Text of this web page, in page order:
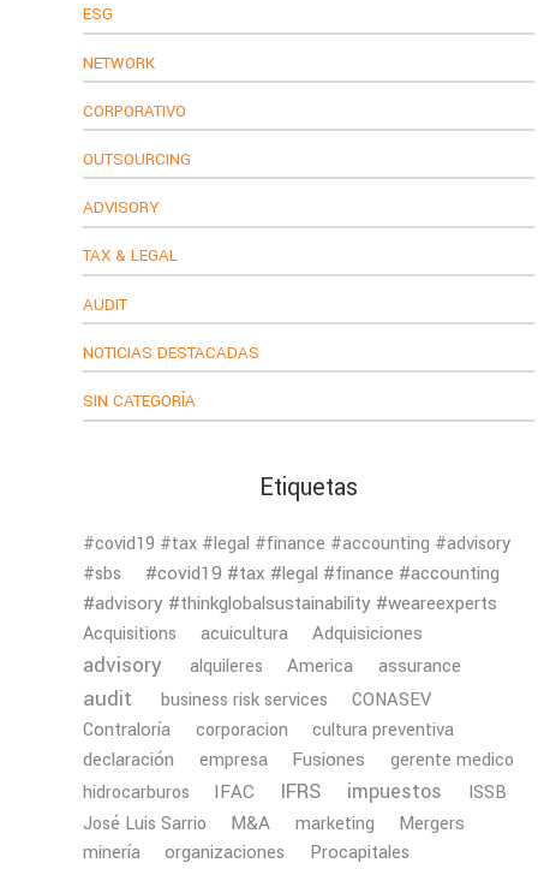
ESG
NETWORK
CORPORATIVO
OUTSOURCING
ADVISORY
TAX & LEGAL
AUDIT
NOTICIAS DESTACADAS
SIN CATEGORÍA
Etiquetas
#covid19 #tax #legal #finance #accounting #advisory
#sbs
#covid19 #tax #legal #finance #accounting
#advisory #thinkglobalsustainability #weareexperts
Acquisitions acuicultura Adquisiciones
advisory alquileres America assurance
audit business risk services
CONASEV
Contraloría
corporacion cultura preventiva
declaración empresa Fusiones
gerente medico
hidrocarburos
IFAC IFRS impuestos
ISSB
José Luis Sarrio
M&A marketing Mergers
minería organizaciones Procapitales